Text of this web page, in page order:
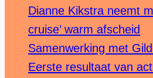
Dianne Kikstra neemt
cruise’ warm afscheid
Samenwerking met
Eerste resultaat van